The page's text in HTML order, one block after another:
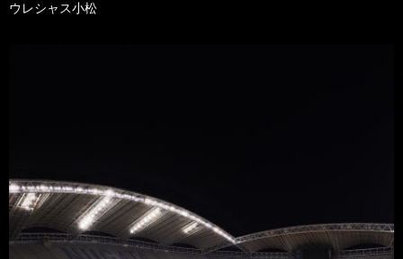
ウレシャス小松